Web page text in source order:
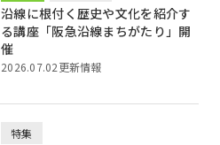
沿線に根付く歴史や文化を紹介す
る講座「阪急沿線まちがたり」開
催
2026.07.02更新情報
特集